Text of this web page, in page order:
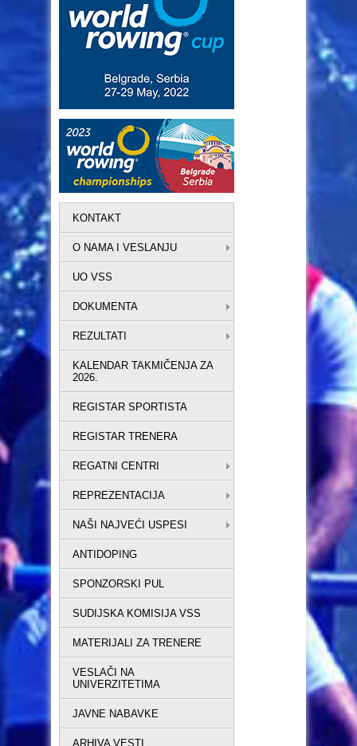
KONTAKT
O NAMA I VESLANJU
UO VSS
DOKUMENTA
REZULTATI
KALENDAR TAKMIČENJA ZA
2026.
REGISTAR SPORTISTA
REGISTAR TRENERA
REGATNI CENTRI
REPREZENTACIJA
NAŠI NAJVEĆI USPESI
ANTIDOPING
SPONZORSKI PUL
SUDIJSKA KOMISIJA VSS
MATERIJALI ZA TRENERE
VESLAČI NA
UNIVERZITETIMA
JAVNE NABAVKE
ARHIVA VESTI